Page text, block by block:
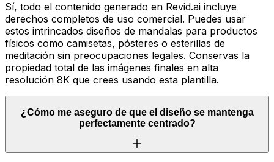
Sí, todo el contenido generado en Revid.ai incluye
derechos completos de uso comercial. Puedes usar
estos intrincados diseños de mandalas para productos
físicos como camisetas, pósteres o esterillas de
meditación sin preocupaciones legales. Conservas la
propiedad total de las imágenes finales en alta
resolución 8K que crees usando esta plantilla.
¿Cómo me aseguro de que el diseño se mantenga
perfectamente centrado?